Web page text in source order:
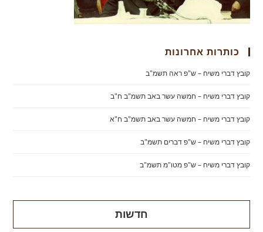
כותרות אחרונות
קובץ דברי משיח – ש"פ ראה תשמ"ב
קובץ דברי משיח – חמשה עשר באב תשמ"ב ח"ב
קובץ דברי משיח – חמשה עשר באב תשמ"ב ח"א
קובץ דברי משיח – ש"פ דברים תשמ"ב
קובץ דברי משיח – ש"פ מטו"מ תשמ"ב
חדשות